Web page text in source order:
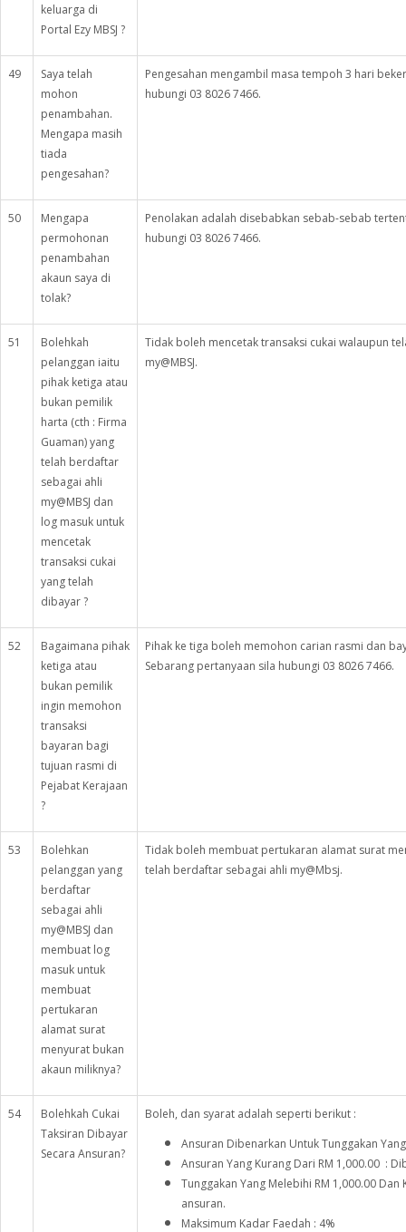
keluarga di
Portal Ezy MBSJ ?
49
Saya telah
mohon
penambahan.
Mengapa masih
tiada
pengesahan?
Pengesahan mengambil masa tempoh 3 hari
hubungi 03 8026 7466.
50
Mengapa
permohonan
penambahan
akaun saya di
tolak?
Penolakan adalah disebabkan sebab-sebab
hubungi 03 8026 7466.
51
Bolehkah
pelanggan iaitu
pihak ketiga atau
bukan pemilik
harta (cth : Firma
Guaman) yang
telah berdaftar
sebagai ahli
my@MBSJ dan
log masuk untuk
mencetak
transaksi cukai
yang telah
dibayar ?
Tidak boleh mencetak transaksi cukai walaupun
my@MBSJ.
52
Bagaimana pihak
ketiga atau
bukan pemilik
ingin memohon
transaksi
bayaran bagi
tujuan rasmi di
Pejabat Kerajaan
?
Pihak ke tiga boleh memohon carian rasmi dan
Sebarang pertanyaan sila hubungi 03 8026 7466.
53
Bolehkan
pelanggan yang
berdaftar
sebagai ahli
my@MBSJ dan
membuat log
masuk untuk
membuat
pertukaran
alamat surat
menyurat bukan
akaun miliknya?
Tidak boleh membuat pertukaran alamat surat
telah berdaftar sebagai ahli my@Mbsj.
54
Bolehkah Cukai
Taksiran Dibayar
Secara Ansuran?
Boleh, dan syarat adalah seperti berikut :
Ansuran Dibenarkan Untuk Tunggakan
Ansuran Yang Kurang Dari RM 1,000.00 :
Tunggakan Yang Melebihi RM 1,000.00 Dan
ansuran.
Maksimum Kadar Faedah : 4%